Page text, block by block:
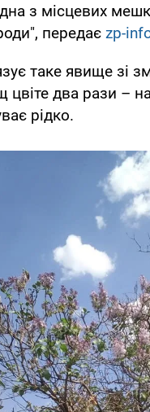
з місцевих
передає zp-
таке явище зі
цвіте два рази –
рідко.